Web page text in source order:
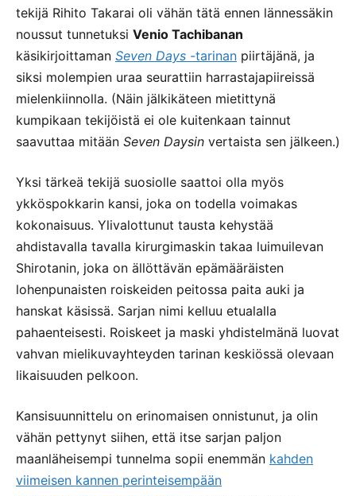
tekijä Rihito Takarai oli vähän tätä ennen lännessäkin
noussut tunnetuksi Venio Tachibanan
käsikirjoittaman Seven Days -tarinan piirtäjänä, ja
siksi molempien uraa seurattiin harrastajapiireissä
mielenkiinnolla. (Näin jälkikäteen mietittynä
kumpikaan tekijöistä ei ole kuitenkaan tainnut
saavuttaa mitään Seven Daysin vertaista sen jälkeen.)
Yksi tärkeä tekijä suosiolle saattoi olla myös
ykköspokkarin kansi, joka on todella voimakas
kokonaisuus. Ylivalottunut tausta kehystää
ahdistavalla tavalla kirurgimaskin takaa luimuilevan
Shirotanin, joka on ällöttävän epämääräisten
lohenpunaisten roiskeiden peitossa paita auki ja
hanskat käsissä. Sarjan nimi kelluu etualalla
pahaenteisesti. Roiskeet ja maski yhdistelmänä luovat
vahvan mielikuvayhteyden tarinan keskiössä olevaan
likaisuuden pelkoon.
Kansisuunnittelu on erinomaisen onnistunut, ja olin
vähän pettynyt siihen, että itse sarjan paljon
maanläheisempi tunnelma sopii enemmän kahden
viimeisen kannen perinteisempään